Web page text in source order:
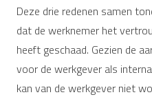
Deze drie redenen samen
dat de werknemer het
heeft geschaad. Gezien de
voor de werkgever als
kan van de werkgever niet